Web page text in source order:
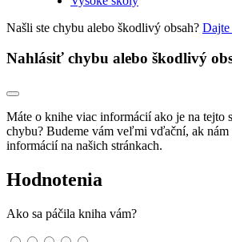
Našli ste chybu alebo škodlivý obsah?
Nahlásiť chybu alebo škodlivý
Máte o knihe viac informácií ako je na tejto
chybu? Budeme vám veľmi vďační, ak nám
informácií na našich stránkach.
Hodnotenia
Ako sa páčila kniha vám?